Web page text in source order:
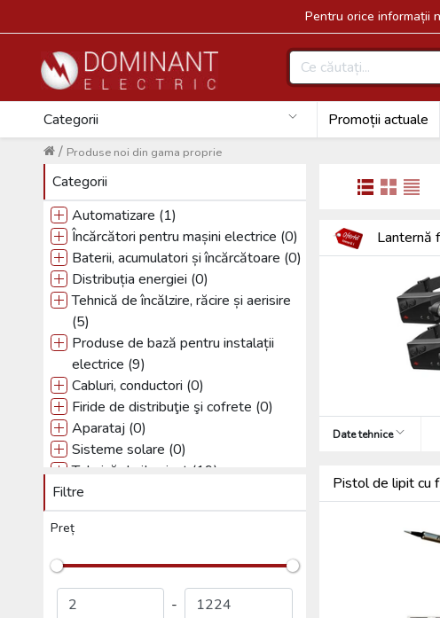
Pentru orice informații
Categorii Promoții actuale
Produse noi din gama proprie
/
Categorii
Automatizare (1)
Încărcători pentru mașini electrice (0)
Baterii, acumulatori și încărcătoare (0)
Distribuția energiei (0)
Tehnică de încălzire, răcire și aerisire
(5)
Produse de bază pentru instalații
electrice (9)
Cabluri, conductori (0)
Firide de distribuţie şi cofrete (0)
Aparataj (0)
Sisteme solare (0)
Tehnică de iIuminat (19)
Sisteme de paratrăsnet (4)
Alte (4)
Produse de protecția muncii,
Filtre
Preț
-
Lanternă
Date tehnice
Pistol de lipit